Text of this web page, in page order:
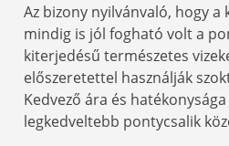
Az bizony nyilvánvaló, hogy a
mindig is jól fogható volt a
kiterjedésű természetes
előszeretettel használják
Kedvező ára és
legkedveltebb pontycsalik